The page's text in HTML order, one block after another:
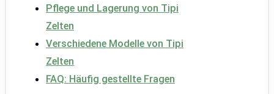
Pflege und Lagerung von Tipi
Zelten
Verschiedene Modelle von Tipi
Zelten
FAQ: Häufig gestellte Fragen